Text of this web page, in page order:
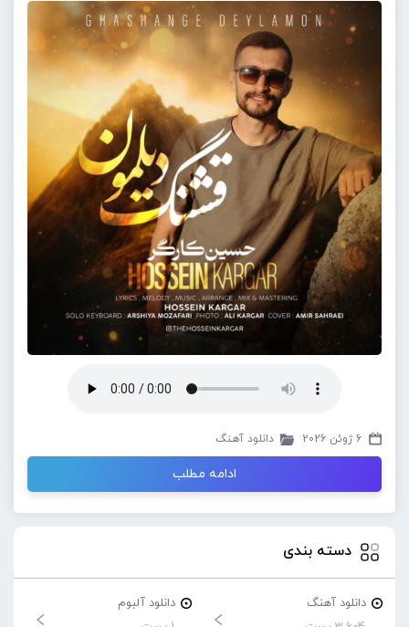
6 ژوئن 2026 دانلود آهنگ
ادامه مطلب
دسته بندی
دانلود آهنگ
دانلود آلبوم